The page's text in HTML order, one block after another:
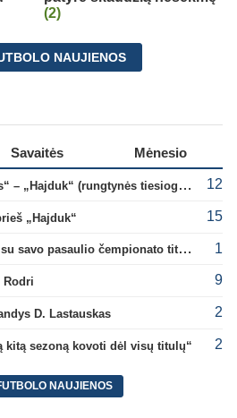
(2)
NAUJIENOS
Savaitės Mėnesio
Konferencijų lyga: „Žalgiris“ – „Hajduk“ (rungtynės tiesiogiai) 12
„Hajduk“ 15
B. Mendy: „Darau ką noriu su savo pasaulio čempionato titulu“ 1
Rodri 9
D. Lastauskas 2
kitą sezoną kovoti dėl visų titulų“ 2
NAUJIENOS